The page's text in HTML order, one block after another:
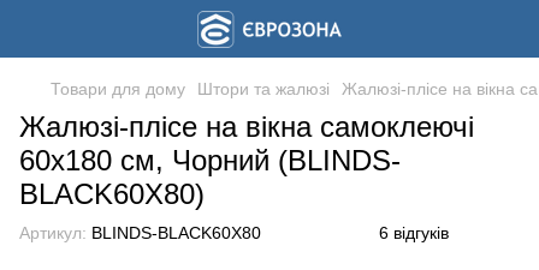
Товари для дому Штори та жалюзі Жалюзі-плісе на вікна
Жалюзі-плісе на вікна самоклеючі
60x180 см, Чорний (BLINDS-
BLACK60X80)
Артикул: BLINDS-BLACK60X80 6 відгуків